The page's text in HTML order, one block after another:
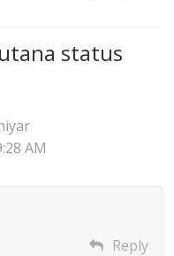
status
AM
Reply